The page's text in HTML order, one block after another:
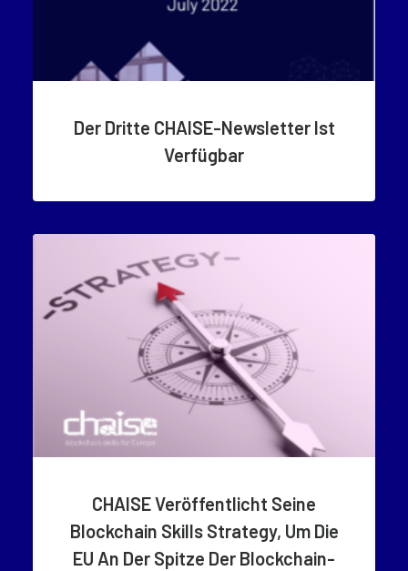
Der Dritte CHAISE-Newsletter Ist
Verfügbar
CHAISE Veröffentlicht Seine
Blockchain Skills Strategy, Um Die
EU An Der Spitze Der Blockchain-